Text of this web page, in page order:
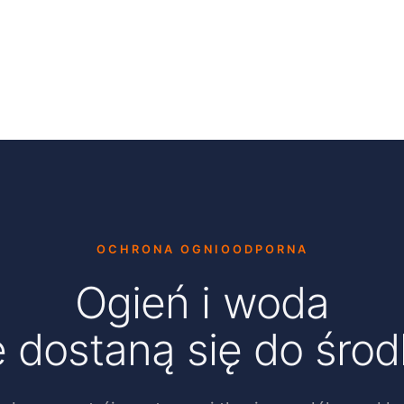
OCHRONA OGNIOODPORNA
Ogień i woda
dostaną się do